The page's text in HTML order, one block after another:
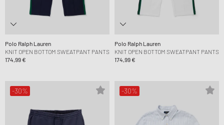
Polo Ralph Lauren
KNIT OPEN BOTTOM SWEATPANT PANTS
174,99 €
Polo Ralph Lauren
KNIT OPEN BOTTOM SWEATPANT PANTS
174,99 €
-30% -30%